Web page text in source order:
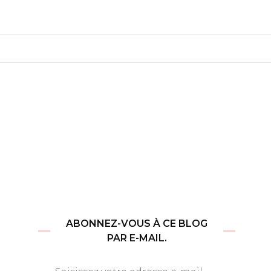
ABONNEZ-VOUS À CE BLOG
PAR E-MAIL.